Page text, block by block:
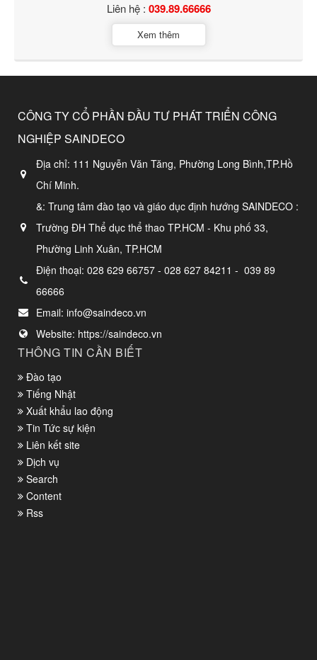
Liên hệ : 039.89.66666
Xem thêm
CÔNG TY CỔ PHẦN ĐẦU TƯ PHÁT TRIỂN CÔNG
NGHIỆP SAINDECO
Địa chỉ: 111 Nguyễn Văn Tăng, Phường Long Bình,TP.Hồ
Chí Minh.
&: Trung tâm đào tạo và giáo dục định hướng SAINDECO :
Trường ĐH Thể dục thể thao TP.HCM - Khu phố 33,
Phường Linh Xuân, TP.HCM
Điện thoại: 028 629 66757 - 028 627 84211 - 039 89
66666
Email: info@saindeco.vn
Website: https://saindeco.vn
THÔNG TIN CẦN BIẾT
Đào tạo
Tiếng Nhật
Xuất khẩu lao động
Tin Tức sự kiện
Liên kết site
Dịch vụ
Search
Content
Rss